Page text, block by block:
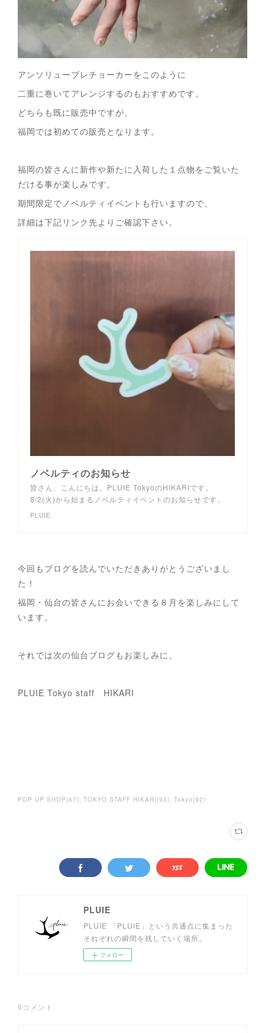
アンソリューブレチョーカーをこのように
二重に巻いてアレンジするのもおすすめです。
どちらも既に販売中ですが、
福岡では初めての販売となります。
福岡の皆さんに新作や新たに入荷した１点物をご覧いた
だける事が楽しみです。
期間限定でノベルティイベントも行いますので、
詳細は下記リンク先よりご確認下さい。
ノベルティのお知らせ
皆さん、こんにちは。PLUIE TokyoのHIKARIです。
8/2(火)から始まるノベルティイベントのお知らせです。
PLUIE
今回もブログを読んでいただきありがとうございまし
た！
福岡・仙台の皆さんにお会いできる８月を楽しみにして
います。
それでは次の仙台ブログもお楽しみに。
PLUIE Tokyo staff HIKARI
POP UP SHOP (67) TOKYO STAFF HIKARI (93) Tokyo (92)
PLUIE
PLUIE 「PLUIE」という共通点に集まった
それぞれの瞬間を残していく場所。
フォロー
0 コメント